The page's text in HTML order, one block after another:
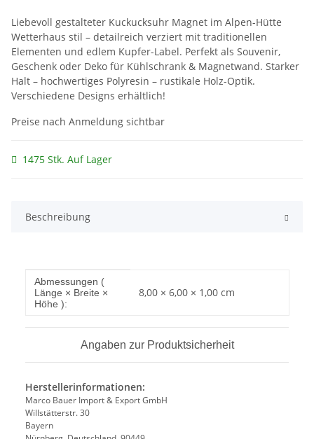
Liebevoll gestalteter Kuckucksuhr Magnet im Alpen-Hütte
Wetterhaus stil – detailreich verziert mit traditionellen
Elementen und edlem Kupfer-Label. Perfekt als Souvenir,
Geschenk oder Deko für Kühlschrank & Magnetwand. Starker
Halt – hochwertiges Polyresin – rustikale Holz-Optik.
Verschiedene Designs erhältlich!
Preise nach Anmeldung sichtbar
1475 Stk. Auf Lager
Beschreibung
Produkteigenschaft
Wert
Abmessungen (
Länge × Breite ×
Höhe ):
8,00 × 6,00 × 1,00 cm
Angaben zur Produktsicherheit
Herstellerinformationen:
Marco Bauer Import & Export GmbH
Willstätterstr. 30
Bayern